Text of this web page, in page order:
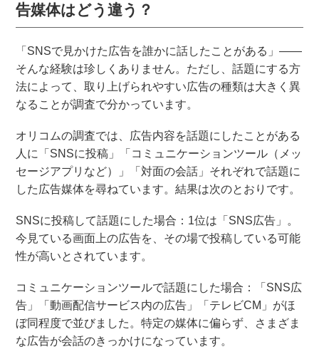
告媒体はどう違う？
「SNSで見かけた広告を誰かに話したことがある」――
そんな経験は珍しくありません。ただし、話題にする方
法によって、取り上げられやすい広告の種類は大きく異
なることが調査で分かっています。
オリコムの調査では、広告内容を話題にしたことがある
人に「SNSに投稿」「コミュニケーションツール（メッ
セージアプリなど）」「対面の会話」それぞれで話題に
した広告媒体を尋ねています。結果は次のとおりです。
SNSに投稿して話題にした場合：1位は「SNS広告」。
今見ている画面上の広告を、その場で投稿している可能
性が高いとされています。
コミュニケーションツールで話題にした場合：「SNS広
告」「動画配信サービス内の広告」「テレビCM」がほ
ぼ同程度で並びました。特定の媒体に偏らず、さまざま
な広告が会話のきっかけになっています。